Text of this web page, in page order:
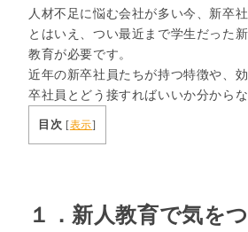
人材不足に悩む会社が多い今、新卒
とはいえ、つい最近まで学生だった
教育が必要です。
近年の新卒社員たちが持つ特徴や、
卒社員とどう接すればいいか分から
目次 [表示]
１．新人教育で気を